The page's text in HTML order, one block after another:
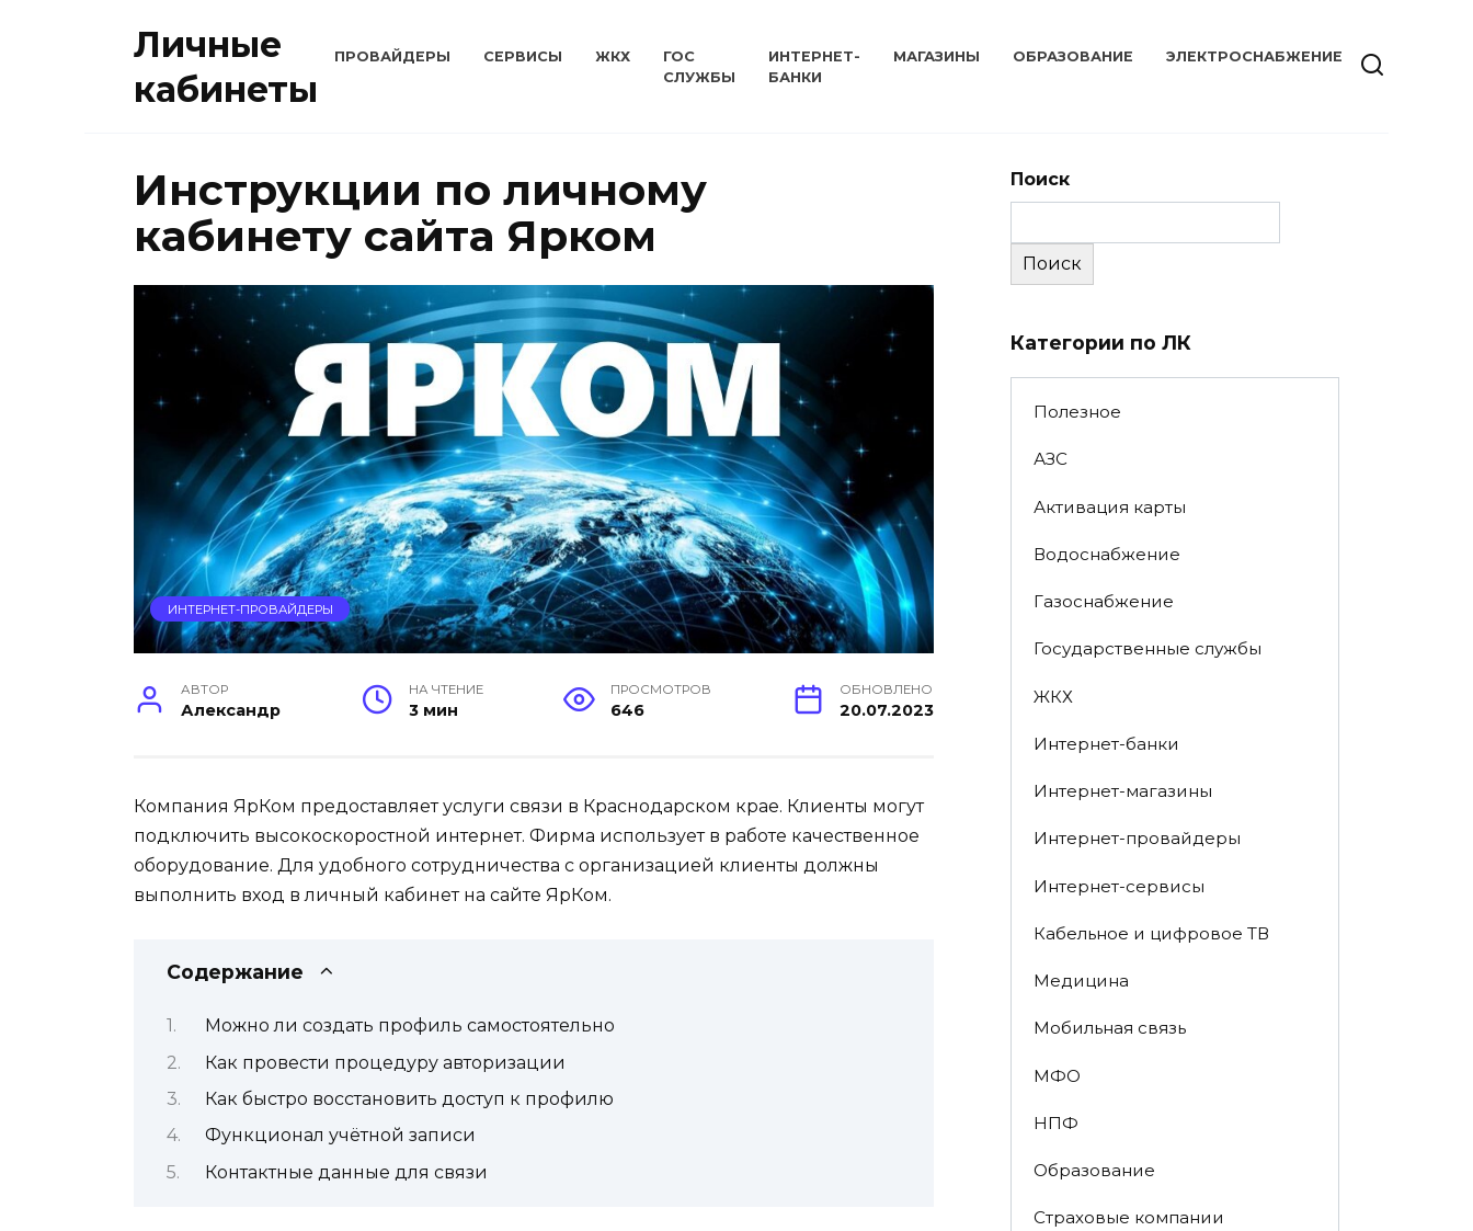
Личные
кабинеты
ПРОВАЙДЕРЫ СЕРВИСЫ ЖКХ
ГОС
СЛУЖБЫ
ИНТЕРНЕТ-
БАНКИ
МАГАЗИНЫ ОБРАЗОВАНИЕ ЭЛЕКТРОСНАБЖЕНИЕ
Инструкции по личному
кабинету сайта Ярком
ИНТЕРНЕТ-ПРОВАЙДЕРЫ
АВТОР
Александр
НА ЧТЕНИЕ
3 мин
ПРОСМОТРОВ
646
ОБНОВЛЕНО
20.07.2023
Компания ЯрКом предоставляет услуги связи в Краснодарском крае. Клиенты могут
подключить высокоскоростной интернет. Фирма использует в работе качественное
оборудование. Для удобного сотрудничества с организацией клиенты должны
выполнить вход в личный кабинет на сайте ЯрКом.
Содержание
Можно ли создать профиль самостоятельно
Как провести процедуру авторизации
Как быстро восстановить доступ к профилю
Функционал учётной записи
Контактные данные для связи
Поиск
Поиск
Категории по ЛК
Полезное
АЗС
Активация карты
Водоснабжение
Газоснабжение
Государственные службы
ЖКХ
Интернет-банки
Интернет-магазины
Интернет-провайдеры
Интернет-сервисы
Кабельное и цифровое ТВ
Медицина
Мобильная связь
МФО
НПФ
Образование
Страховые компании